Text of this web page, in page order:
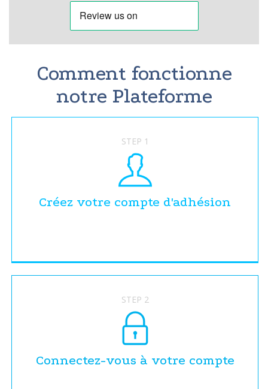
Comment fonctionne
notre Plateforme
STEP 1
Créez votre compte d'adhésion
STEP 2
Connectez-vous à votre compte